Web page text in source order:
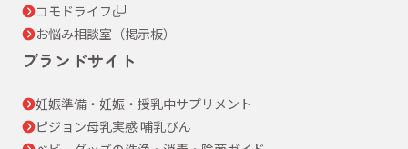
コモドライフ
お悩み相談室（掲示板）
ブランドサイト
妊娠準備・妊娠・授乳中サプリメント
ピジョン母乳実感 哺乳びん